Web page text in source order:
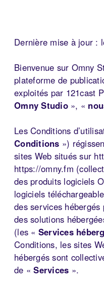
Dernière mise à jour :
Bienvenue sur Omny
plateforme de
exploités par 121cast
Omny Studio», «
Les Conditions
Conditions »)
sites Web situés sur
https://omny.fm
des produits logiciels
logiciels
des services
des solutions
(les « Services
Conditions, les sites
hébergés sont
de «Services ».